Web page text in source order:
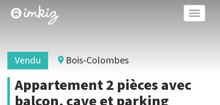
Toggle
Vendu Bois-Colombes
Appartement 2 pièces avec